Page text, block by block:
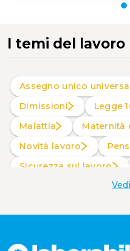
I temi del
Assegno unico
Dimissioni
Legge
Malattia
Novità lavoro
Sicurezza sul lavoro